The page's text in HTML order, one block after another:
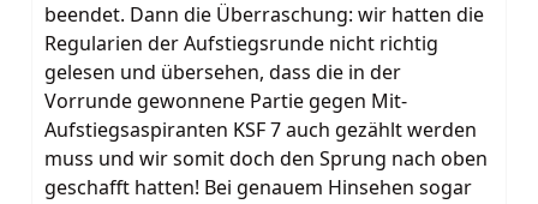
beendet. Dann die Überraschung: wir hatten die
Regularien der Aufstiegsrunde nicht richtig
gelesen und übersehen, dass die in der
Vorrunde gewonnene Partie gegen Mit-
Aufstiegsaspiranten KSF 7 auch gezählt werden
muss und wir somit doch den Sprung nach oben
geschafft hatten! Bei genauem Hinsehen sogar